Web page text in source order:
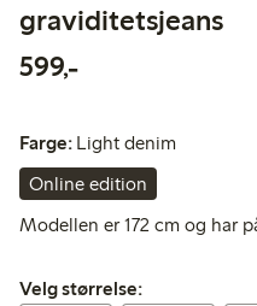
graviditetsjeans
599,-599,00 kr
Farge: Light denim
Online edition
Modellen er 172 cm og har
Velg størrelse:
Velg størrelse: